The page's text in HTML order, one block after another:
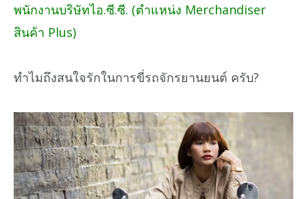
พนักงานบริษัทไอ.ซี.ซี. (ตำแหน่ง Merchandiser
สินค้า Plus)
ทำไมถึงสนใจรักในการขี่รถจักรยานยนต์ ครับ?